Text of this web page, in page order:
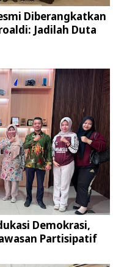
Diberangkatkan
Jadilah Duta
Demokrasi,
Partisipatif